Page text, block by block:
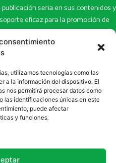
utilizamos tecnologías como las
a la información del dispositivo. El
nos permitirá procesar datos como
las identificaciones únicas en este
puede afectar
y funciones.
seria en sus contenidos y
eficaz para la promoción de
Artículos
Escaparate
Enlaces de interés